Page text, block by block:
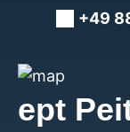
+49
ept